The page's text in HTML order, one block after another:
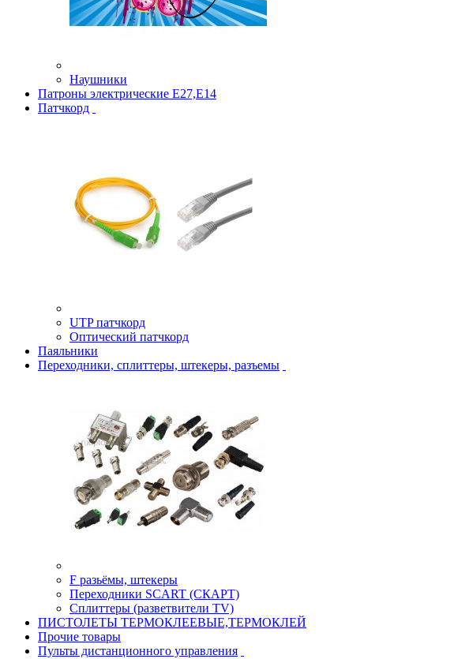
Наушники
Патроны электрические Е27,Е14
Патчкорд
UTP патчкорд
Оптический патчкорд
Паяльники
Переходники, сплиттеры, штекеры, разъемы
F разьёмы, штекеры
Переходники SCART (СКАРТ)
Сплиттеры (разветвители TV)
ПИСТОЛЕТЫ ТЕРМОКЛЕЕВЫЕ,ТЕРМОКЛЕЙ
Прочие товары
Пульты дистанционного управления